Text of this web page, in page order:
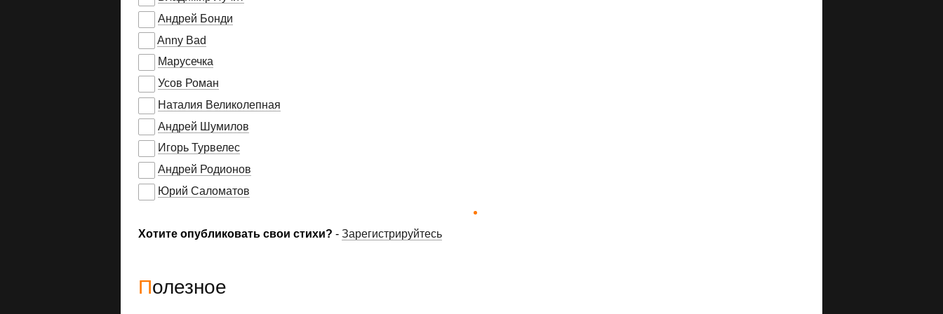
Андрей Бонди
Anny Bad
Марусечка
Усов Роман
Наталия Великолепная
Андрей Шумилов
Игорь Турвелес
Андрей Родионов
Юрий Саломатов
Хотите опубликовать свои стихи? - Зарегистрируйтесь
Полезное